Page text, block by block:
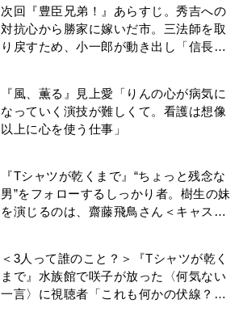
次回『豊臣兄弟！』あらすじ。秀吉への
対抗心から勝家に嫁いだ市。三法師を取
り戻すため、小一郎が動き出し「信長の
『風、薫る』見上愛「りんの心が病気に
なっていく演技が難しくて。看護は想像
以上に心を使う仕事」
『Tシャツが乾くまで』“ちょっと残念な
男”をフォローするしっかり者。樹生の妹
を演じるのは、齋藤飛鳥さん＜キャスト
＜3人って誰のこと？＞『Tシャツが乾く
まで』水族館で咲子が放った〈何気ない
一言〉に視聴者「これも何かの伏線？」